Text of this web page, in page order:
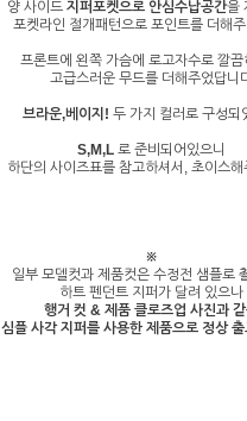
양 사이드지퍼포켓으로 안심수납공간을
포켓라인 절개패턴으로 포인트를 더해
프론트에 왼쪽 가슴에 로고자수로 깔끔
고급스러운 무드를 더해주었답니
브라운,베이지! 두 가지 컬러로 구성되
S,M,L 로 준비되어있으니
하단의 사이즈표를 참고하셔서, 초이스
※
일부 모델컷과 제품컷은 수정전 샘플로
하트 펜던트 지퍼가 달려 있으나
행거 컷 & 제품 클로즈업 사진과
심플 사각 지퍼를 사용한 제품으로 정상